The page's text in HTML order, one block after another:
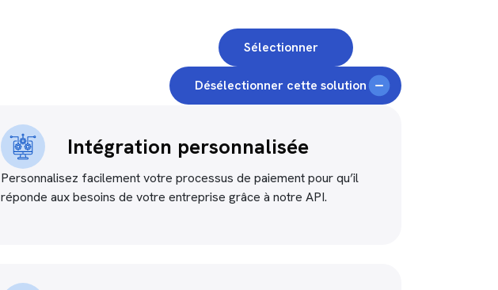
Sélectionner
Désélectionner cette solution
Intégration personnalisée
Personnalisez facilement votre processus de paiement pour qu’il
réponde aux besoins de votre entreprise grâce à notre API.